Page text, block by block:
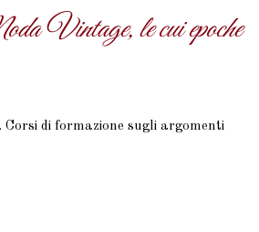
Vintage, le cui epoche
di formazione sugli argomenti